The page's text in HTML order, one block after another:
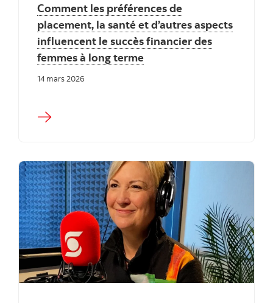
Comment les préférences de
placement, la santé et d’autres aspects
influencent le succès financier des
femmes à long terme
14 mars 2026